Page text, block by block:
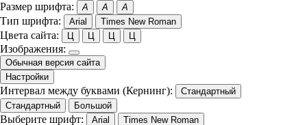
Размер шрифта: A A A
Тип шрифта: Arial Times New Roman
Цвета сайта: Ц Ц Ц Ц
Изображения:
Обычная версия сайта
Настройки
Интервал между буквами (Кернинг):
Стандартный
Стандартный
Большой
Выберите шрифт: Arial Times New Roman